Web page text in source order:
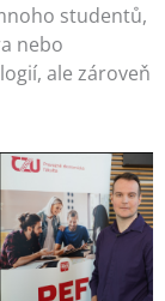
studentů,
nebo
ale zároveň